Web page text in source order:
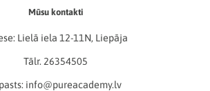
Mūsu kontakti
Lielā iela 12-11N, Liepāja
Tālr. 26354505
info@pureacademy.lv